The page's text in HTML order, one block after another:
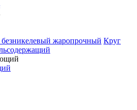
жаропрочный Круг